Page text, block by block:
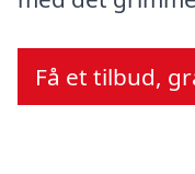
Få et tilbud,